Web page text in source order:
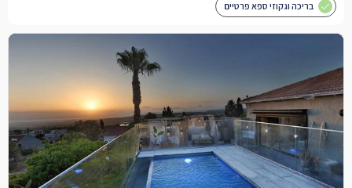
בריכה וגקוזי ספא פרטיים